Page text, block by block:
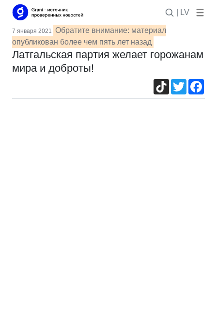
| LV
7 января 2021 Обратите внимание: материал
опубликован более чем пять лет назад
Латгальская партия желает горожанам
мира и доброты!
TikTokTwitter